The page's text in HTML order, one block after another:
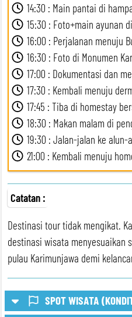
14:30 : Main pantai di
15:30 : Foto+main ayunan
16:00 : Perjalanan menuju
16:30 : Foto di Monumen
17:00 : Dokumentasi dan
17:30 : Kembali menuju
17:45 : Tiba di homestay
18:30 : Makan malam di
19:30 : Jalan-jalan ke alun-
21:00 : Kembali menuju
Catatan :
Destinasi tour tidak mengikat.
destinasi wisata menyesuaikan
pulau Karimunjawa demi
SPOT WISATA